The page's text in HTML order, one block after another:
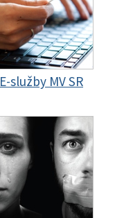
E-služby MV SR